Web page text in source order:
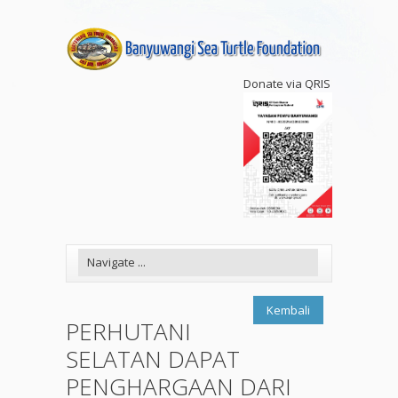
Donate via QRIS
Kembali
PERHUTANI
SELATAN DAPAT
PENGHARGAAN DARI